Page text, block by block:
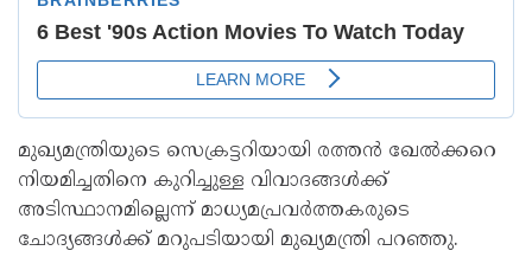
മുഖ്യമന്ത്രിയുടെ സെക്രട്ടറിയായി രത്തൻ ഖേൽക്കറെ
നിയമിച്ചതിനെ കുറിച്ചുള്ള വിവാദങ്ങൾക്ക്
അടിസ്ഥാനമില്ലെന്ന് മാധ്യമപ്രവർത്തകരുടെ
ചോദ്യങ്ങൾക്ക് മറുപടിയായി മുഖ്യമന്ത്രി പറഞ്ഞു.